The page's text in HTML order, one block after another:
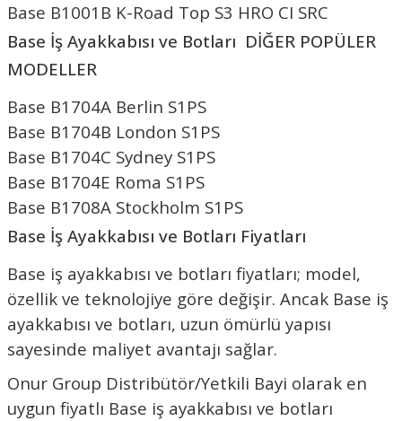
Base B1001B K-Road Top S3 HRO CI SRC
Base İş Ayakkabısı ve Botları DİĞER POPÜLER
MODELLER
Base B1704A Berlin S1PS
Base B1704B London S1PS
Base B1704C Sydney S1PS
Base B1704E Roma S1PS
Base B1708A Stockholm S1PS
Base İş Ayakkabısı ve Botları Fiyatları
Base iş ayakkabısı ve botları fiyatları; model,
özellik ve teknolojiye göre değişir. Ancak Base iş
ayakkabısı ve botları, uzun ömürlü yapısı
sayesinde maliyet avantajı sağlar.
Onur Group Distribütör/Yetkili Bayi olarak en
uygun fiyatlı Base iş ayakkabısı ve botları